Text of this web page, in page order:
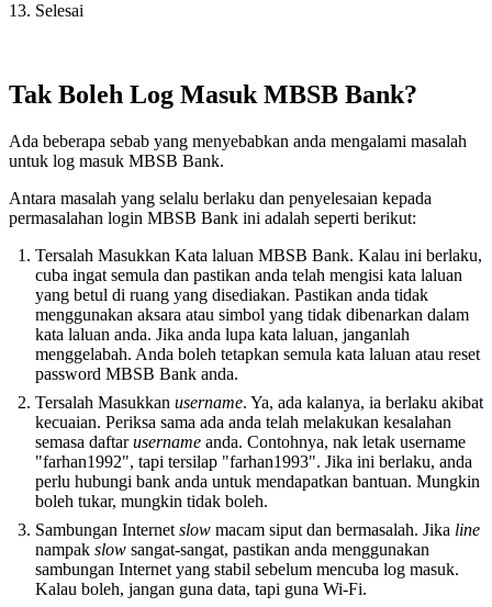
Selesai
Tak Boleh Log Masuk MBSB Bank?
Ada beberapa sebab yang menyebabkan anda mengalami masalah
untuk log masuk MBSB Bank.
Antara masalah yang selalu berlaku dan penyelesaian kepada
permasalahan login MBSB Bank ini adalah seperti berikut:
Tersalah Masukkan Kata laluan MBSB Bank. Kalau ini berlaku,
cuba ingat semula dan pastikan anda telah mengisi kata laluan
yang betul di ruang yang disediakan. Pastikan anda tidak
menggunakan aksara atau simbol yang tidak dibenarkan dalam
kata laluan anda. Jika anda lupa kata laluan, janganlah
menggelabah. Anda boleh tetapkan semula kata laluan atau reset
password MBSB Bank anda.
Tersalah Masukkan username. Ya, ada kalanya, ia berlaku akibat
kecuaian. Periksa sama ada anda telah melakukan kesalahan
semasa daftarusername anda. Contohnya, nak letak username
"farhan1992", tapi tersilap "farhan1993". Jika ini berlaku, anda
perlu hubungi bank anda untuk mendapatkan bantuan. Mungkin
boleh tukar, mungkin tidak boleh.
Sambungan Internet slow macam siput dan bermasalah. Jika line
nampak slow sangat-sangat, pastikan anda menggunakan
sambungan Internet yang stabil sebelum mencuba log masuk.
Kalau boleh, jangan guna data, tapi guna Wi-Fi.